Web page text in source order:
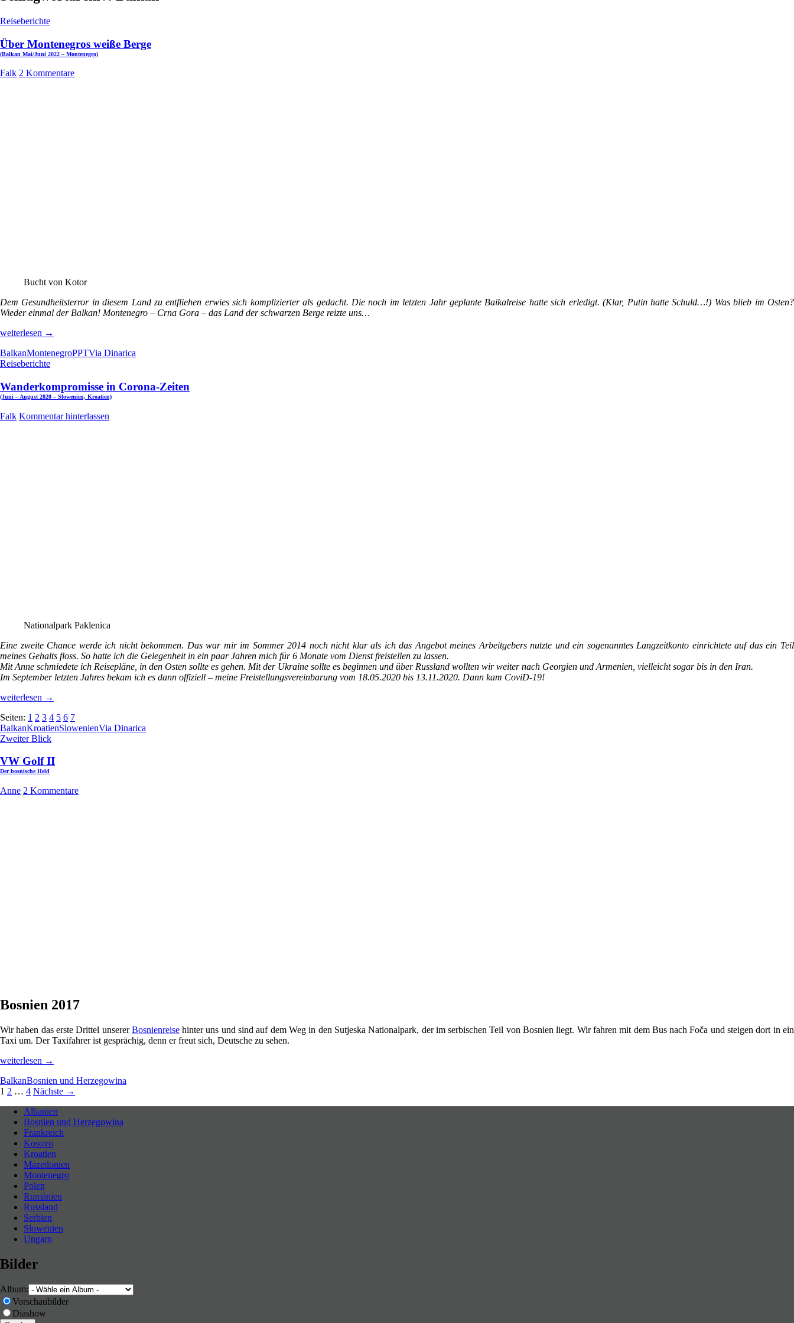
Reiseberichte
Über Montenegros weiße Berge
(Balkan Mai/Juni 2022 – Montenegro)
Falk 2 Kommentare
Bucht von Kotor
Dem Gesundheitsterror in diesem Land zu entfliehen erwies sich komplizierter als gedacht. Die noch im letzten Jahr geplante Baikalreise hatte sich erledigt. (Klar, Putin hatte Schuld…!) Was blieb im Osten?
Wieder einmal der Balkan! Montenegro – Crna Gora – das Land der schwarzen Berge reizte uns…
Über
weiße
Berge
2022
–
Montenegro)
weiterlesen →
BalkanMontenegroPPTVia Dinarica
Reiseberichte
Wanderkompromisse in Corona-Zeiten
(Juni – August 2020 – Slowenien, Kroatien)
Falk Kommentar hinterlassen
Nationalpark Paklenica
Eine zweite Chance werde ich nicht bekommen. Das war mir im Sommer 2014 noch nicht klar als ich das Angebot meines Arbeitgebers nutzte und ein sogenanntes Langzeitkonto einrichtete auf das ein Teil
meines Gehalts floss. So hatte ich die Gelegenheit in ein paar Jahren mich für 6 Monate vom Dienst freistellen zu lassen.
Mit Anne schmiedete ich Reisepläne, in den Osten sollte es gehen. Mit der Ukraine sollte es beginnen und über Russland wollten wir weiter nach Georgien und Armenien, vielleicht sogar bis in den Iran.
Im September letzten Jahres bekam ich es dann offiziell – meine Freistellungsvereinbarung vom 18.05.2020 bis 13.11.2020. Dann kam CoviD-19!
Wanderkompromisse
Corona-
Zeiten
(Juni
–
–
Slowenien,
Kroatien)
weiterlesen →
Seiten: 1 2 3 4 5 6 7
BalkanKroatienSlowenienVia Dinarica
Zweiter Blick
VW Golf II
Der bosnische Held
Anne 2 Kommentare
Bosnien 2017
Wir haben das erste Drittel unsererBosnienreisehinter uns und sind auf dem Weg in den Sutjeska Nationalpark, der im serbischen Teil von Bosnien liegt. Wir fahren mit dem Bus nach Foča und steigen dort in ein
Taxi um. Der Taxifahrer ist gesprächig, denn er freut sich, Deutsche zu sehen.
VW
II
Der
bosnische
weiterlesen →
BalkanBosnien und Herzegowina
Beitragsnavigation
1 2 … 4 Nächste →
Neues entdecken durch Langsamkeit
Albanien
Bosnien und Herzegowina
Frankreich
Kosovo
Kroatien
Mazedonien
Montenegro
Polen
Rumänien
Russland
Serbien
Slowenien
Ungarn
Bilder
Album:
Vorschaubilder
Diashow